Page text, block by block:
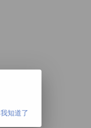
我知道了